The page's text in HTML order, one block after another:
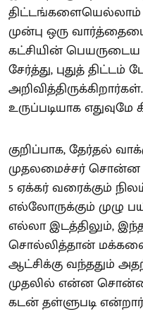
திட்டங்களையெல்லாம்
முன்பு ஒரு
கட்சியின்
சேர்த்து, புதுத்
உருப்படியாக எதுவுமே
குறிப்பாக, தேர்தல்
முதலமைச்சர் சொன்ன
5 ஏக்கர் வரைக்கும்
எல்லோருக்கும் முழு
எல்லா இடத்திலும்,
சொல்லித்தான்
ஆட்சிக்கு வந்ததும்
முதலில் என்ன
கடன் தள்ளுபடி